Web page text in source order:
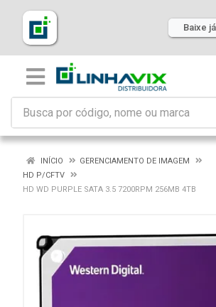
Baixe
INÍCIO
GERENCIAMENTO DE IMAGEM
HD P/CFTV
HD WD PURPLE SATA 3.5 7200RPM 256MB 4TB